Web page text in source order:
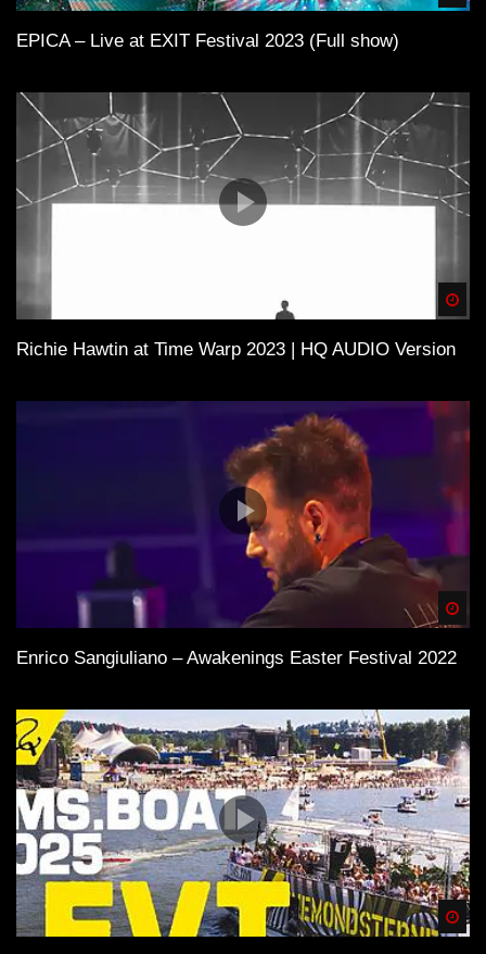
Klubnetz Dresden e.V.
unterstützen. Definitiv solltest Du Auftritte besuchen
und wenn Du einen Plattespieler hast, kaufe die besten
Tracks auf Vinyl!
EPICA – Live at EXIT Festival 2023 (Full show)
Richie Hawtin at Time Warp 2023 | HQ AUDIO Version
Enrico Sangiuliano – Awakenings Easter Festival 2022